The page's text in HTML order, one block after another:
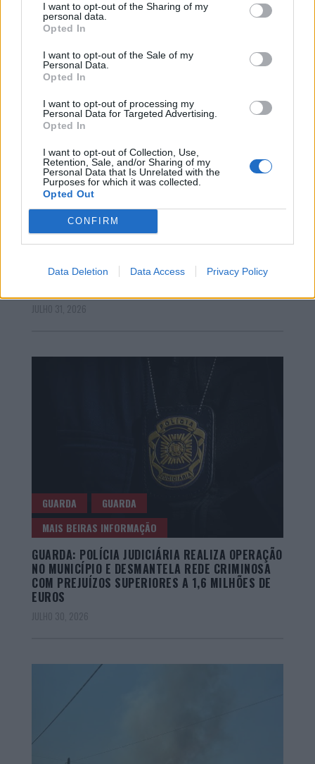
I want to opt-out of the Sharing of my
personal data.
Opted In
I want to opt-out of the Sale of my
Personal Data.
Opted In
I want to opt-out of processing my
Personal Data for Targeted Advertising.
Opted In
I want to opt-out of Collection, Use,
Retention, Sale, and/or Sharing of my
Personal Data that Is Unrelated with the
Purposes for which it was collected.
Opted Out
CONFIRM
Data Deletion Data Access Privacy Policy
DIREÇÃO DELEGADA DA ÁGUAS PÚBLICAS EM
ALTITUDE
GUARDA MAIS BEIRAS INFORMAÇÃO
GUARDA: JOÃO PRATA NOMEADO DIRETOR DO
GUARDA
GUARDA
MAIS BEIRAS INFORMAÇÃO
GUARDA: POLÍCIA JUDICIÁRIA REALIZA OPERAÇÃO
NO MUNICÍPIO E DESMANTELA REDE CRIMINOSA
COM PREJUÍZOS SUPERIORES A 1,6 MILHÕES DE
EUROS